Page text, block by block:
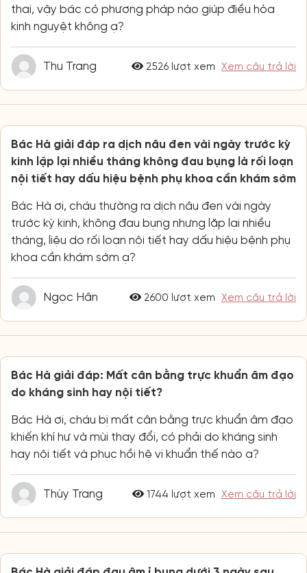
thai, vậy bác có phương pháp nào giúp điều hòa
kinh nguyệt không ạ?
Thu Trang 2526 lượt xem Xem câu trả lời
Bác Hà giải đáp ra dịch nâu đen vài ngày trước kỳ
kinh lặp lại nhiều tháng không đau bụng là rối loạn
nội tiết hay dấu hiệu bệnh phụ khoa cần khám sớm
Bác Hà ơi, cháu thường ra dịch nâu đen vài ngày
trước kỳ kinh, không đau bụng nhưng lặp lại nhiều
tháng, liệu do rối loạn nội tiết hay dấu hiệu bệnh phụ
khoa cần khám sớm ạ?
Ngọc Hân 2600 lượt xem Xem câu trả lời
Bác Hà giải đáp: Mất cân bằng trực khuẩn âm đạo
do kháng sinh hay nội tiết?
Bác Hà ơi, cháu bị mất cân bằng trực khuẩn âm đạo
khiến khí hư và mùi thay đổi, có phải do kháng sinh
hay nội tiết và phục hồi hệ vi khuẩn thế nào ạ?
Thùy Trang 1744 lượt xem Xem câu trả lời